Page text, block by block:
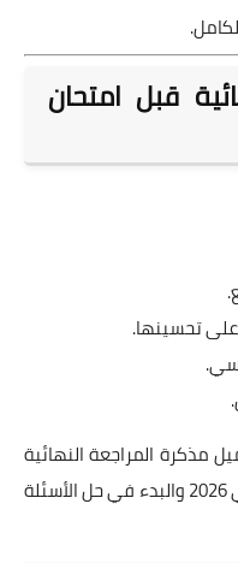
قبل امتحان
تحسينها.
مذكرة المراجعة النهائية
علوم للصف الثالث الإعدادي الترم الثاني 2026 والبدء في حل الأسئلة